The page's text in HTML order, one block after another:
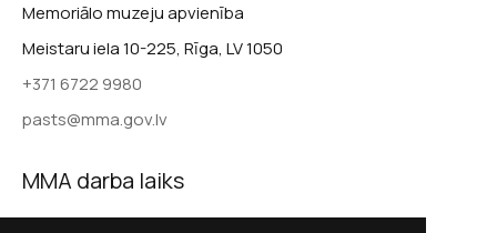
Memoriālo muzeju apvienība
Meistaru iela 10-225, Rīga, LV 1050
+371 6722 9980
pasts@mma.gov.lv
MMA darba laiks